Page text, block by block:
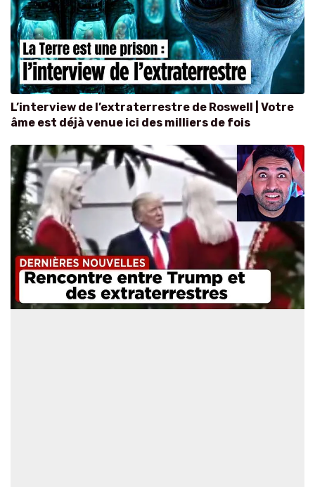
L’interview de l’extraterrestre de Roswell | Votre
âme est déjà venue ici des milliers de fois